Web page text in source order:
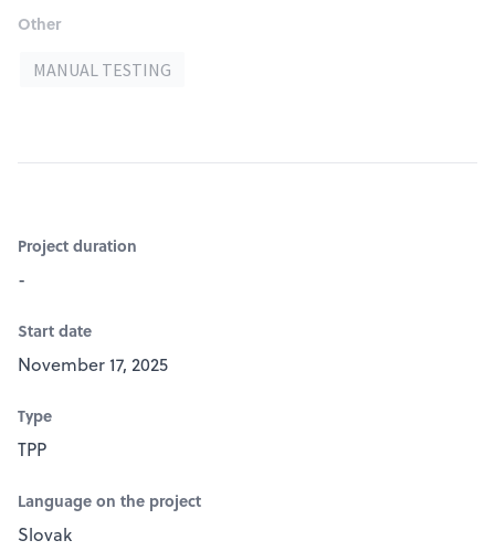
Other
MANUAL TESTING
Project duration
-
Start date
November 17, 2025
Type
TPP
Language on the project
Slovak